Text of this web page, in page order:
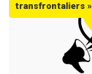
transfrontaliers »